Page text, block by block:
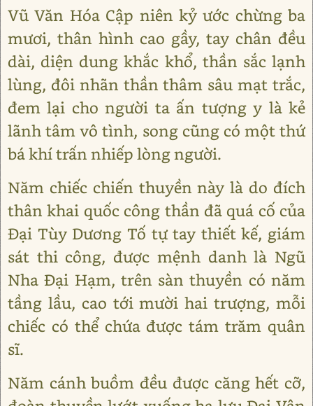
Vũ Văn Hóa Cập niên kỷ ước chừng ba
mươi, thân hình cao gầy, tay chân đều
dài, diện dung khắc khổ, thần sắc lạnh
lùng, đôi nhãn thần thâm sâu mạt trắc,
đem lại cho người ta ấn tượng y là kẻ
lãnh tâm vô tình, song cũng có một thứ
bá khí trấn nhiếp lòng người.
Năm chiếc chiến thuyền này là do đích
thân khai quốc công thần đã quá cố của
Đại Tùy Dương Tố tự tay thiết kế, giám
sát thi công, được mệnh danh là Ngũ
Nha Đại Hạm, trên sàn thuyền có năm
tầng lầu, cao tới mười hai trượng, mỗi
chiếc có thể chứa được tám trăm quân
sĩ.
Năm cánh buồm đều được căng hết cỡ,